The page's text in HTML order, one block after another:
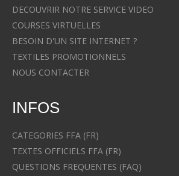
DECOUVRIR NOTRE SERVICE VIDEO
COURSES VIRTUELLES
BESOIN D'UN SITE INTERNET ?
TEXTILES PROMOTIONNELS
NOUS CONTACTER
INFOS
CATEGORIES FFA (FR)
TEXTES OFFICIELS FFA (FR)
QUESTIONS FREQUENTES (FAQ)